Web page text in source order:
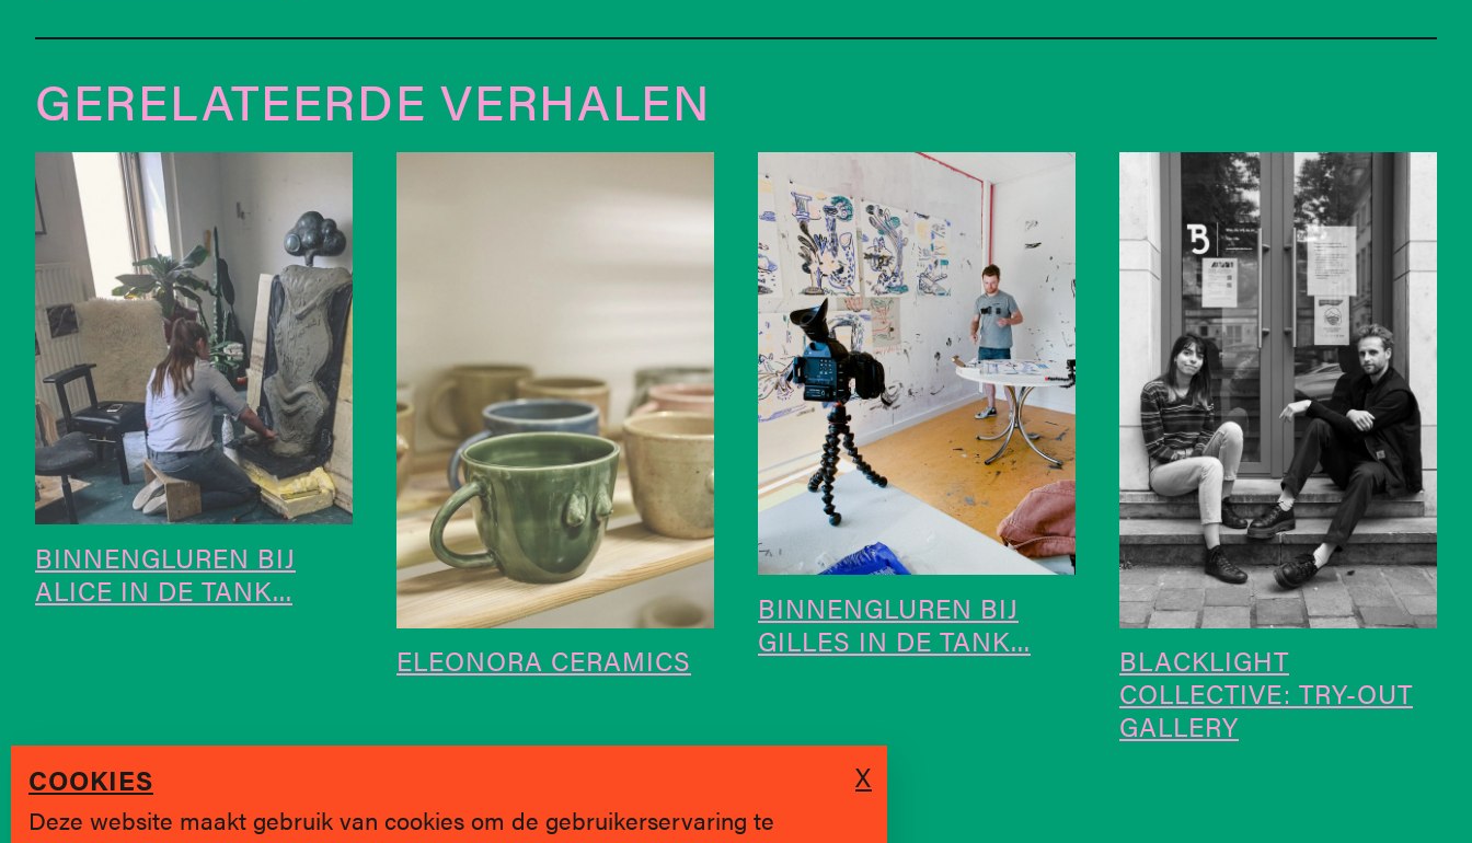
GERELATEERDE VERHALEN
BINNENGLUREN BIJ
ALICE IN DE TANK...
ELEONORA CERAMICS
BINNENGLUREN BIJ
GILLES IN DE TANK...
BLACKLIGHT
COLLECTIVE: TRY-OUT
GALLERY
COOKIES
Deze website maakt gebruik van cookies om de gebruikerservaring te
X